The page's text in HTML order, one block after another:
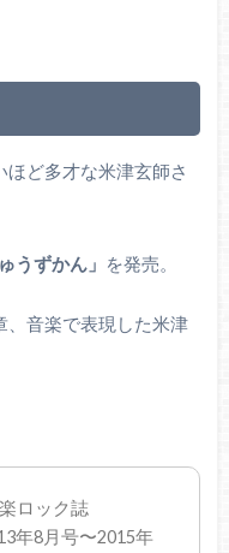
ど多才な米津玄師さ
うずかん」 を発売。
、音楽で表現した米津
ロック誌
年8月号〜2015年